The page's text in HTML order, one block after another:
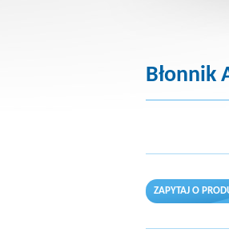
Błonnik
ZAPYTAJ O